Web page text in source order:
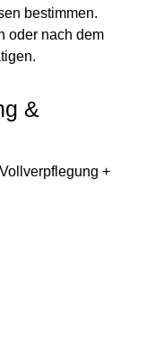
bestimmen.
oder nach dem
&
+